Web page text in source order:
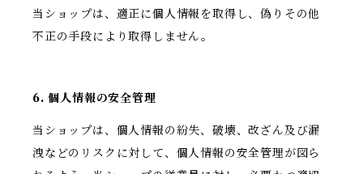
当ショップは、適正に個人情報を取得し、偽りその他
不正の手段により取得しません。
6. 個人情報の安全管理
当ショップは、個人情報の紛失、破壊、改ざん及び漏
洩などのリスクに対して、個人情報の安全管理が図ら